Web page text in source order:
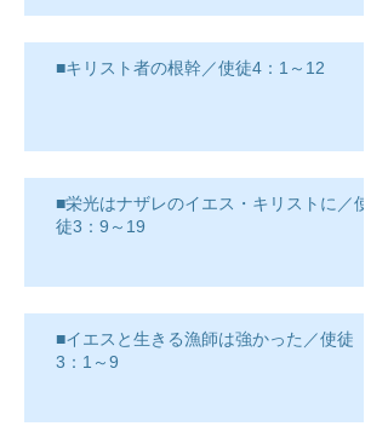
■キリスト者の根幹／使徒4：1～12
■栄光はナザレのイエス・キリストに／使
徒3：9～19
■イエスと生きる漁師は強かった／使徒
3：1～9